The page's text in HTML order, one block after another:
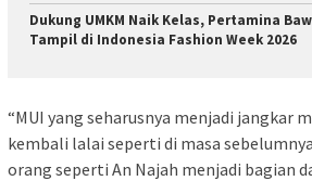
Dukung UMKM Naik Kelas, Pertamina
Tampil di Indonesia Fashion Week 2026
“MUI yang seharusnya menjadi jangkar
kembali lalai seperti di masa
orang seperti An Najah menjadi bagian